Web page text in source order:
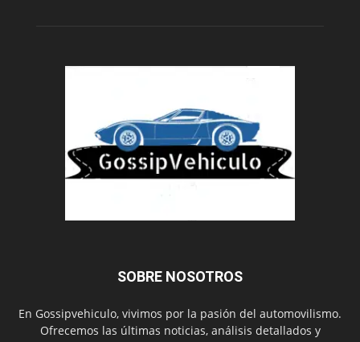
SOBRE NOSOTROS
En Gossipvehiculo, vivimos por la pasión del automovilismo.
Ofrecemos las últimas noticias, análisis detallados y